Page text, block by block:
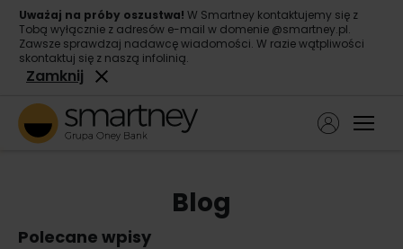
Uważaj na próby oszustwa! W Smartney kontaktujemy się z
Tobą wyłącznie z adresów e-mail w domenie @smartney.pl.
Zawsze sprawdzaj nadawcę wiadomości. W razie wątpliwości
skontaktuj się z naszą infolinią.
Zamknij
Pożyczka konsolidacyjna
Blog
Polecane wpisy